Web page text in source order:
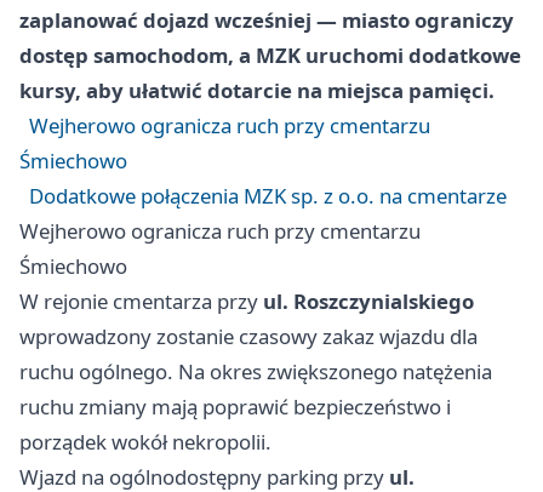
zaplanować dojazd wcześniej — miasto ograniczy
dostęp samochodom, a MZK uruchomi dodatkowe
kursy, aby ułatwić dotarcie na miejsca pamięci.
Wejherowo ogranicza ruch przy cmentarzu
Śmiechowo
Dodatkowe połączenia MZK sp. z o.o. na cmentarze
Wejherowo ogranicza ruch przy cmentarzu
Śmiechowo
W rejonie cmentarza przy ul. Roszczynialskiego
wprowadzony zostanie czasowy zakaz wjazdu dla
ruchu ogólnego. Na okres zwiększonego natężenia
ruchu zmiany mają poprawić bezpieczeństwo i
porządek wokół nekropolii.
Wjazd na ogólnodostępny parking przy ul.